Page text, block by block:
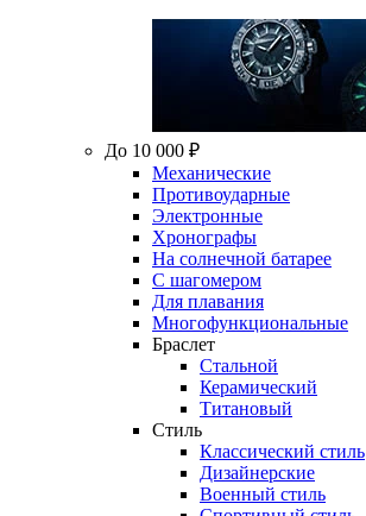
До 10 000 ₽
Механические
Противоударные
Электронные
Хронографы
На солнечной батарее
С шагомером
Для плавания
Многофункциональные
Браслет
Стальной
Керамический
Титановый
Стиль
Классический стиль
Дизайнерские
Военный стиль